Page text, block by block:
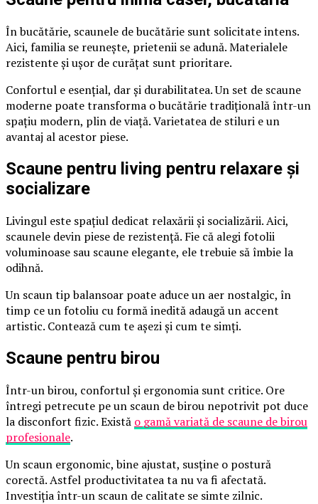
În bucătărie, scaunele de bucătărie sunt solicitate intens.
Aici, familia se reunește, prietenii se adună. Materialele
rezistente și ușor de curățat sunt prioritare.
Confortul e esențial, dar și durabilitatea. Un set de scaune
moderne poate transforma o bucătărie tradițională într-un
spațiu modern, plin de viață. Varietatea de stiluri e un
avantaj al acestor piese.
Scaune pentru living pentru relaxare și
socializare
Livingul este spațiul dedicat relaxării și socializării. Aici,
scaunele devin piese de rezistență. Fie că alegi fotolii
voluminoase sau scaune elegante, ele trebuie să îmbie la
odihnă.
Un scaun tip balansoar poate aduce un aer nostalgic, în
timp ce un fotoliu cu formă inedită adaugă un accent
artistic. Contează cum te așezi și cum te simți.
Scaune pentru birou
Într-un birou, confortul și ergonomia sunt critice. Ore
întregi petrecute pe un scaun de birou nepotrivit pot duce
la disconfort fizic. Există o gamă variată de scaune de birou
profesionale.
Un scaun ergonomic, bine ajustat, susține o postură
corectă. Astfel productivitatea ta nu va fi afectată.
Investiția într-un scaun de calitate se simte zilnic.